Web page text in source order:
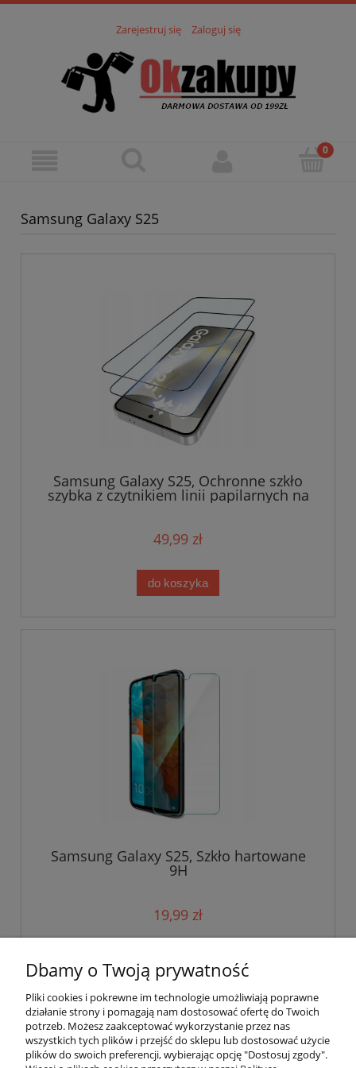
Zarejestruj się Zaloguj się
Samsung Galaxy S25
Samsung Galaxy S25, Ochronne szkło
szybka z czytnikiem linii papilarnych na
cały wyświetlacz
49,99 zł
do koszyka
Samsung Galaxy S25, Szkło hartowane
9H
19,99 zł
Pomoc
Dbamy o Twoją prywatność
Pliki cookies i pokrewne im technologie umożliwiają poprawne
działanie strony i pomagają nam dostosować ofertę do Twoich
potrzeb. Możesz zaakceptować wykorzystanie przez nas
wszystkich tych plików i przejść do sklepu lub dostosować użycie
plików do swoich preferencji, wybierając opcję "Dostosuj zgody".